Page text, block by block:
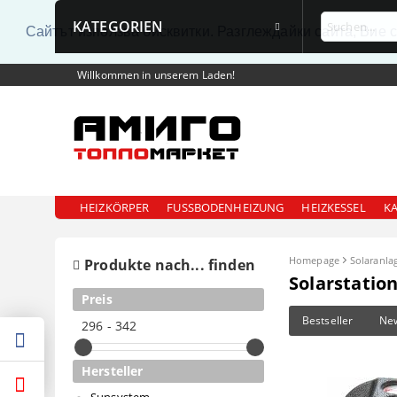
Сайтът използва бисквитки. Разглеждайки сайта, Вие
Willkommen in unserem Laden!
KATEGORIEN
HEIZKÖRPER FUSSBODENHEIZUNG HEIZKESSEL
Produkte nach... finden
Preis
296 - 342
Hersteller
Homepage
Bestseller